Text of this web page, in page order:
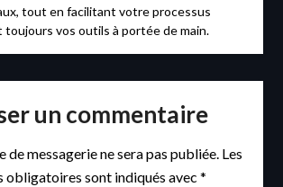
tout en facilitant votre processus
toujours vos outils à portée de main.
un commentaire
de messagerie ne sera pas publiée. Les
obligatoires sont indiqués avec *